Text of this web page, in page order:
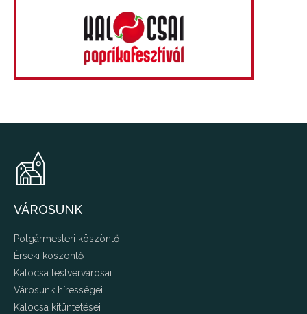
VÁROSUNK
Polgármesteri köszöntő
Érseki köszöntő
Kalocsa testvérvárosai
Városunk hírességei
Kalocsa kitüntetései